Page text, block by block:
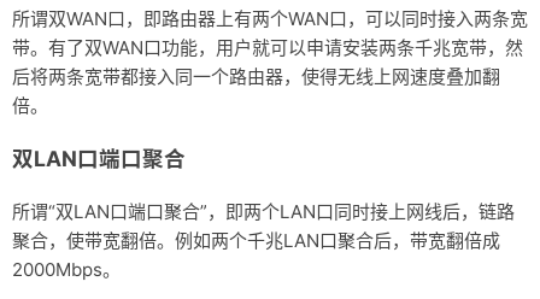
所谓双WAN口，即路由器上有两个WAN口，可以同时接入两条宽
带。有了双WAN口功能，用户就可以申请安装两条千兆宽带，然
后将两条宽带都接入同一个路由器，使得无线上网速度叠加翻
倍。
双LAN口端口聚合
所谓“双LAN口端口聚合”，即两个LAN口同时接上网线后，链路
聚合，使带宽翻倍。例如两个千兆LAN口聚合后，带宽翻倍成
2000Mbps。